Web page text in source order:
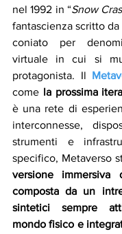
nel 1992 in “Snow
fantascienza scritto
coniato per
virtuale in cui si
protagonista. Il
come la prossima
è una rete di
interconnesse,
strumenti e
versione immersiva
composta da un
sintetici sempre
mondo fisico e